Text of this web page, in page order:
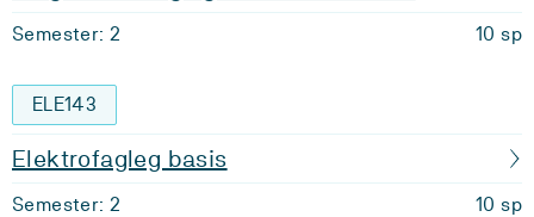
Semester: 2 10 sp
ELE143
Elektrofagleg basis
Semester: 2 10 sp